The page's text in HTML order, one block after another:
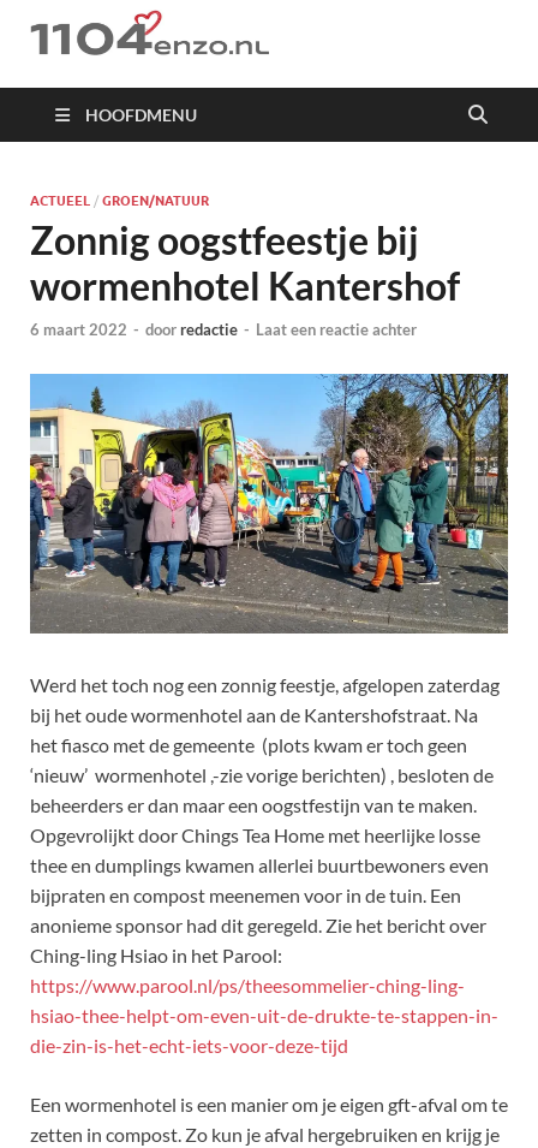
1104 en zo
HOOFDMENU
ACTUEEL / GROEN/NATUUR
Zonnig oogstfeestje bij
wormenhotel Kantershof
6 maart 2022 - doorredactie - Laat een reactie achter
Werd het toch nog een zonnig feestje, afgelopen zaterdag
bij het oude wormenhotel aan de Kantershofstraat. Na
het fiasco met de gemeente (plots kwam er toch geen
‘nieuw’ wormenhotel ,-zie vorige berichten) , besloten de
beheerders er dan maar een oogstfestijn van te maken.
Opgevrolijkt door Chings Tea Home met heerlijke losse
thee en dumplings kwamen allerlei buurtbewoners even
bijpraten en compost meenemen voor in de tuin. Een
anonieme sponsor had dit geregeld. Zie het bericht over
Ching-ling Hsiao in het Parool:
https://www.parool.nl/ps/theesommelier-ching-ling-
hsiao-thee-helpt-om-even-uit-de-drukte-te-stappen-in-
die-zin-is-het-echt-iets-voor-deze-tijd
Een wormenhotel is een manier om je eigen gft-afval om te
zetten in compost. Zo kun je afval hergebruiken en krijg je